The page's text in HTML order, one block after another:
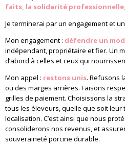
faits, la solidarité
Je terminerai par un engagement et
Mon engagement : défendre un
indépendant, propriétaire et fier. Un
d’abord à celles et ceux qui
Mon appel : restons unis. Refusons
ou des marges arrières. Faisons
grilles de paiement. Choisissons la
tous les éleveurs, quelle que soit leur
localisation. C’est ainsi que nous
consoliderons nos revenus, et
souveraineté porcine durable.